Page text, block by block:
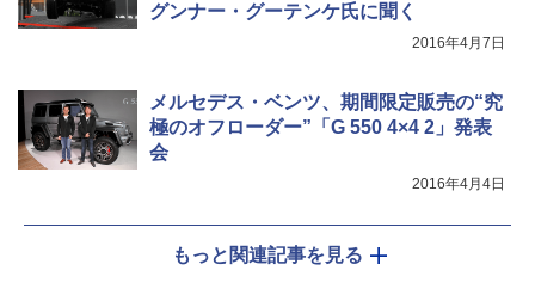
グンナー・グーテンケ氏に聞く
2016年4月7日
メルセデス・ベンツ、期間限定販売の“究
極のオフローダー”「G 550 4×4 2」発表
会
2016年4月4日
もっと関連記事を見る